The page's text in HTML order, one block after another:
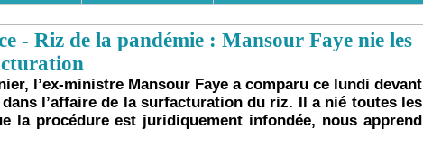
- Riz de la pandémie : Mansour Faye nie les
l’ex-ministre Mansour Faye a comparu ce lundi devant
l’affaire de la surfacturation du riz. Il a nié toutes les
la procédure est juridiquement infondée, nous apprend